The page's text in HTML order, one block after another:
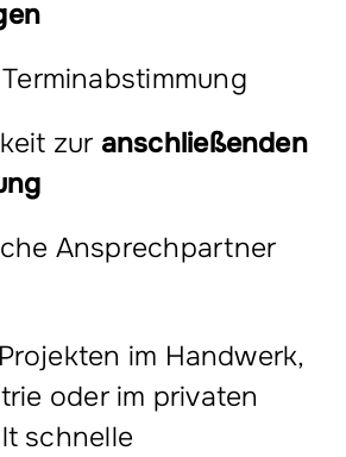
zur anschließenden
Ansprechpartner
im Handwerk,
oder im privaten
schnelle